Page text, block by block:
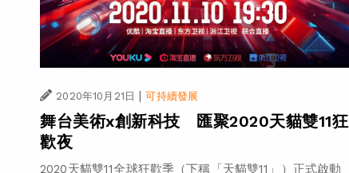
2020年10月21日 | 可持續發展
舞台美術x創新科技 匯聚2020天貓雙11狂
歡夜
2020天貓雙11全球狂歡季（下稱「天貓雙11」）正式啟動